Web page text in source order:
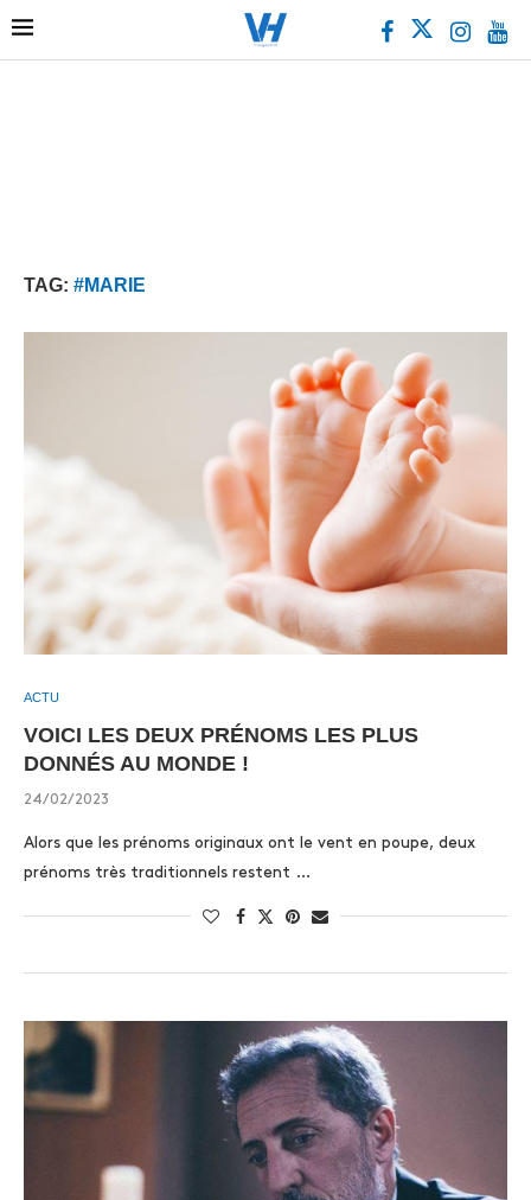
TAG: #MARIE
ACTU
VOICI LES DEUX PRÉNOMS LES PLUS
DONNÉS AU MONDE !
24/02/2023
Alors que les prénoms originaux ont le vent en poupe, deux
prénoms très traditionnels restent …